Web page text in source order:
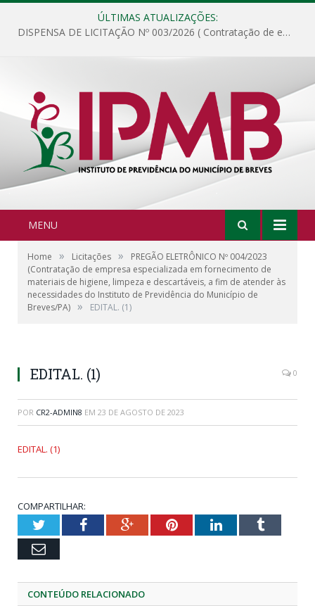
ÚLTIMAS ATUALIZAÇÕES:
DISPENSA DE LICITAÇÃO Nº 003/2026 ( Contratação de empresa para fornecimento de gêneros alimentícios não perecíveis, materiais de expediente, descartáveis, copa e cozinha, para análise e posterior publicação.)
MENU
Home » Licitações »
PREGÃO ELETRÔNICO Nº 004/2023
(Contratação de empresa especializada em fornecimento de
materiais de higiene, limpeza e descartáveis, a fim de atender às
necessidades do Instituto de Previdência do Município de
Breves/PA) » EDITAL. (1)
EDITAL. (1) 0
POR CR2-ADMIN8 EM 23 DE AGOSTO DE 2023
EDITAL. (1)
COMPARTILHAR:
TwitterFacebookGoogle+PinterestLinkedInTumblr
Email
CONTEÚDO RELACIONADO